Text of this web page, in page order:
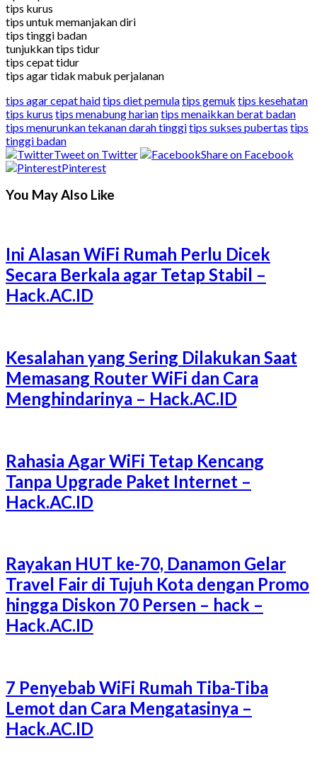
tips kurus
tips untuk memanjakan diri
tips tinggi badan
tunjukkan tips tidur
tips cepat tidur
tips agar tidak mabuk perjalanan
tips agar cepat haidtips diet pemulatips gemuk tips kesehatan
tips kurus tips menabung hariantips menaikkan berat badan
tips menurunkan tekanan darah tinggitips sukses pubertas tips
tinggi badan
Tweet on Twitter
Share on Facebook
Pinterest
You May Also Like
Ini Alasan WiFi Rumah Perlu Dicek
Secara Berkala agar Tetap Stabil –
Hack.AC.ID
Kesalahan yang Sering Dilakukan Saat
Memasang Router WiFi dan Cara
Menghindarinya – Hack.AC.ID
Rahasia Agar WiFi Tetap Kencang
Tanpa Upgrade Paket Internet –
Hack.AC.ID
Rayakan HUT ke-70, Danamon Gelar
Travel Fair di Tujuh Kota dengan Promo
hingga Diskon 70 Persen – hack –
Hack.AC.ID
7 Penyebab WiFi Rumah Tiba-Tiba
Lemot dan Cara Mengatasinya –
Hack.AC.ID